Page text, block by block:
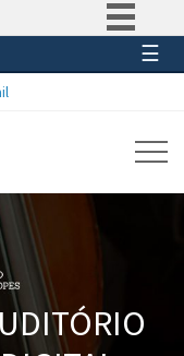
Simplifique!
à informação
Legislação
Canais
☰